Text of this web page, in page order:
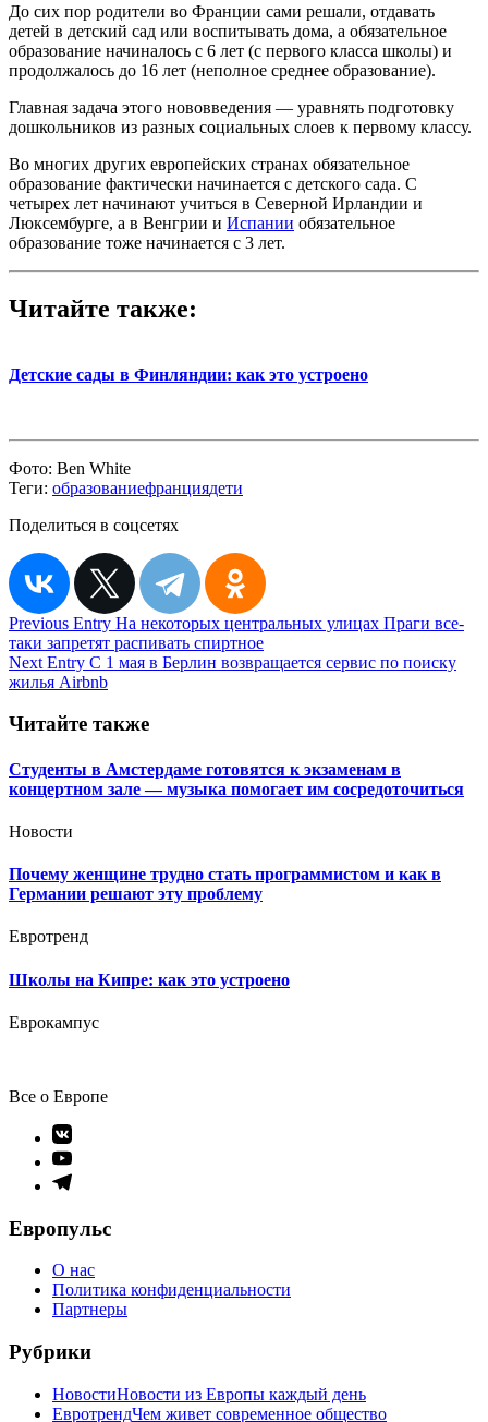
До сих пор родители во Франции сами решали, отдавать
детей в детский сад или воспитывать дома, а обязательное
образование начиналось с 6 лет (с первого класса школы) и
продолжалось до 16 лет (неполное среднее образование).
Главная задача этого нововведения — уравнять подготовку
дошкольников из разных социальных слоев к первому классу.
Во многих других европейских странах обязательное
образование фактически начинается с детского сада. С
четырех лет начинают учиться в Северной Ирландии и
Люксембурге, а в Венгрии и Испании обязательное
образование тоже начинается с 3 лет.
Читайте также:
Детские сады в Финляндии: как это устроено
Фото: Ben White
Теги: образованиефранциядети
Поделиться в соцсетях
Навигация
по
записям
Previous Entry На некоторых центральных улицах Праги все-
таки запретят распивать спиртное
Next Entry С 1 мая в Берлин возвращается сервис по поиску
жилья Airbnb
Читайте также
Студенты в Амстердаме готовятся к экзаменам в
концертном зале — музыка помогает им сосредоточиться
Новости
Почему женщине трудно стать программистом и как в
Германии решают эту проблему
Евротренд
Школы на Кипре: как это устроено
Еврокампус
Все о Европе
Элемент
меню
Элемент
меню
Элемент
Европульс
О нас
Политика конфиденциальности
Партнеры
Рубрики
НовостиНовости из Европы каждый день
ЕвротрендЧем живет современное общество